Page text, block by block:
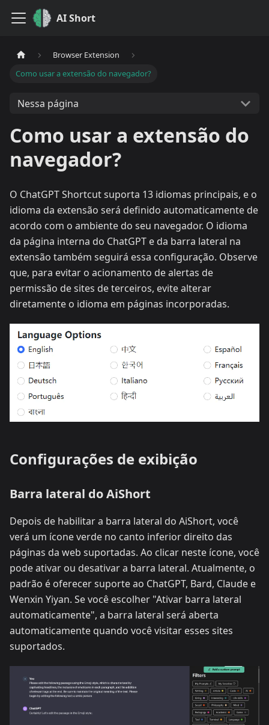
AI Short
Browser Extension
Como usar a extensão do navegador?
Nessa página
Como usar a extensão do
navegador?
O ChatGPT Shortcut suporta 13 idiomas principais, e o
idioma da extensão será definido automaticamente de
acordo com o ambiente do seu navegador. O idioma
da página interna do ChatGPT e da barra lateral na
extensão também seguirá essa configuração. Observe
que, para evitar o acionamento de alertas de
permissão de sites de terceiros, evite alterar
diretamente o idioma em páginas incorporadas.
Configurações de exibição
Barra lateral do AiShort
Depois de habilitar a barra lateral do AiShort, você
verá um ícone verde no canto inferior direito das
páginas da web suportadas. Ao clicar neste ícone, você
pode ativar ou desativar a barra lateral. Atualmente, o
padrão é oferecer suporte ao ChatGPT, Bard, Claude e
Wenxin Yiyan. Se você escolher "Ativar barra lateral
automaticamente", a barra lateral será aberta
automaticamente quando você visitar esses sites
suportados.